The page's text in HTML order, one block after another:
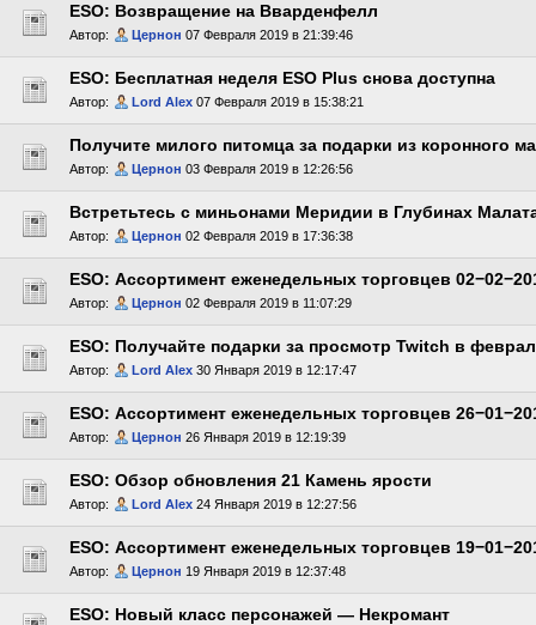
ESO: Возвращение на Вварденфелл
Автор: Цернон 07 Февраля 2019 в 21:39:46
ESO: Бесплатная неделя ESO Plus снова доступна
Автор: Lord Alex 07 Февраля 2019 в 15:38:21
Получите милого питомца за подарки из коронного
Автор: Цернон 03 Февраля 2019 в 12:26:56
Встретьтесь с миньонами Меридии в Глубинах
Автор: Цернон 02 Февраля 2019 в 17:36:38
ESO: Ассортимент еженедельных торговцев
Автор: Цернон 02 Февраля 2019 в 11:07:29
ESO: Получайте подарки за просмотр Twitch в
Автор: Lord Alex 30 Января 2019 в 12:17:47
ESO: Ассортимент еженедельных торговцев
Автор: Цернон 26 Января 2019 в 12:19:39
ESO: Обзор обновления 21 Камень ярости
Автор: Lord Alex 24 Января 2019 в 12:27:56
ESO: Ассортимент еженедельных торговцев
Автор: Цернон 19 Января 2019 в 12:37:48
ESO: Новый класс персонажей — Некромант